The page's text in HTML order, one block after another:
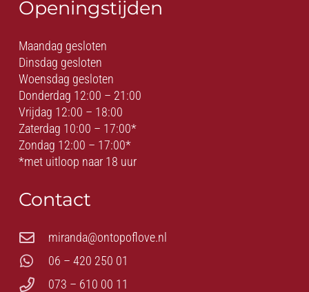
Openingstijden
Maandag gesloten
Dinsdag gesloten
Woensdag gesloten
Donderdag 12:00 – 21:00
Vrijdag 12:00 – 18:00
Zaterdag 10:00 – 17:00*
Zondag 12:00 – 17:00*
*met uitloop naar 18 uur
Contact
miranda@ontopoflove.nl
06 – 420 250 01
073 – 610 00 11